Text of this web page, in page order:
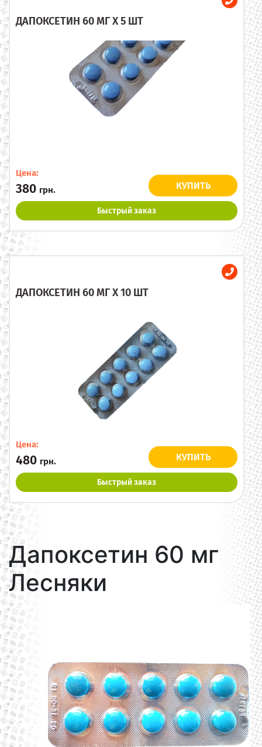
ДАПОКСЕТИН 60 МГ X 5 ШТ
Цена:
380 грн. КУПИТЬ
Быстрый заказ
ДАПОКСЕТИН 60 МГ X 10 ШТ
Цена:
480 грн. КУПИТЬ
Быстрый заказ
Дапоксетин 60 мг
Лесняки